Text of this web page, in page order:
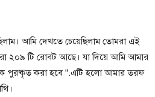
আমি দেখতে চেয়েছিলাম তোমরা এই
২০৯ টি রোবট আছে। যা দিয়ে আমি আমার
পুরষ্কৃত করা হবে “.এটি হলো আমার তরফ